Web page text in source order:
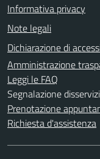
Informativa privacy
Note legali
Dichiarazione di
Amministrazione
Leggi le FAQ
Segnalazione
Prenotazione
Richiesta d'assistenza